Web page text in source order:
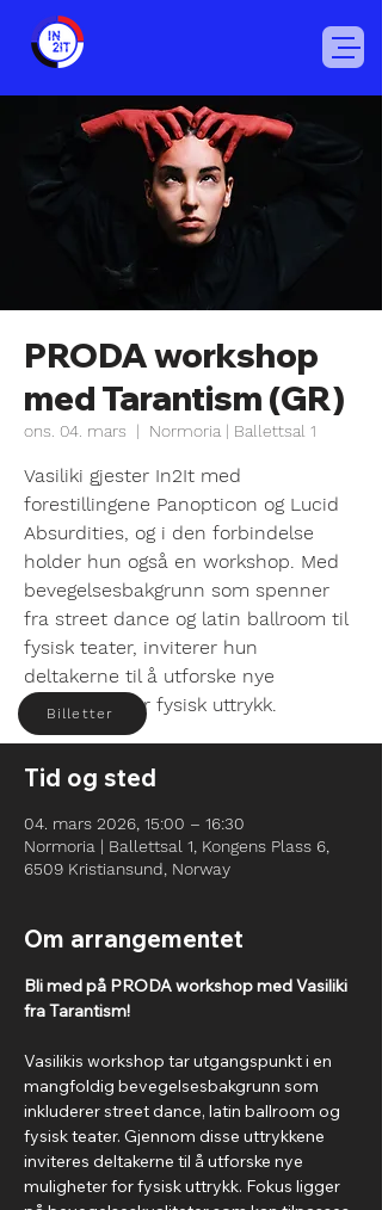
PRODA workshop
med Tarantism (GR)
ons. 04. mars
  |
Normoria | Ballettsal 1
Vasiliki gjester In2It med
forestillingene Panopticon og Lucid
Absurdities, og i den forbindelse
holder hun også en workshop. Med
bevegelsesbakgrunn som spenner
fra street dance og latin ballroom til
fysisk teater, inviterer hun
deltakerne til å utforske nye
muligheter for fysisk uttrykk.
Tid og sted
04. mars 2026, 15:00 – 16:30
Normoria | Ballettsal 1, Kongens Plass 6,
6509 Kristiansund, Norway
Om arrangementet
Bli med på PRODA workshop med Vasiliki
fra Tarantism!
Vasilikis workshop tar utgangspunkt i en
mangfoldig bevegelsesbakgrunn som
inkluderer street dance, latin ballroom og
fysisk teater. Gjennom disse uttrykkene
inviteres deltakerne til å utforske nye
muligheter for fysisk uttrykk. Fokus ligger
Billetter